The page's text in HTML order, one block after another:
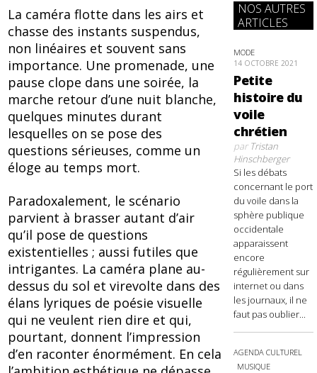
La caméra flotte dans les airs et
chasse des instants suspendus,
non linéaires et souvent sans
importance. Une promenade, une
pause clope dans une soirée, la
marche retour d’une nuit blanche,
quelques minutes durant
lesquelles on se pose des
questions sérieuses, comme un
éloge au temps mort.
Paradoxalement, le scénario
parvient à brasser autant d’air
qu’il pose de questions
existentielles ; aussi futiles que
intrigantes. La caméra plane au-
dessus du sol et virevolte dans des
élans lyriques de poésie visuelle
qui ne veulent rien dire et qui,
pourtant, donnent l’impression
d’en raconter énormément. En cela
NOS AUTRES
ARTICLES
MODE
14 OCTOBRE 2021
Petite
histoire du
voile
chrétien
parTristan
Hinschberger
Si les débats
concernant le port
du voile dans la
sphère publique
occidentale
apparaissent
encore
régulièrement sur
internet ou dans
les journaux, il ne
faut pas oublier...
AGENDA CULTUREL
MUSIQUE